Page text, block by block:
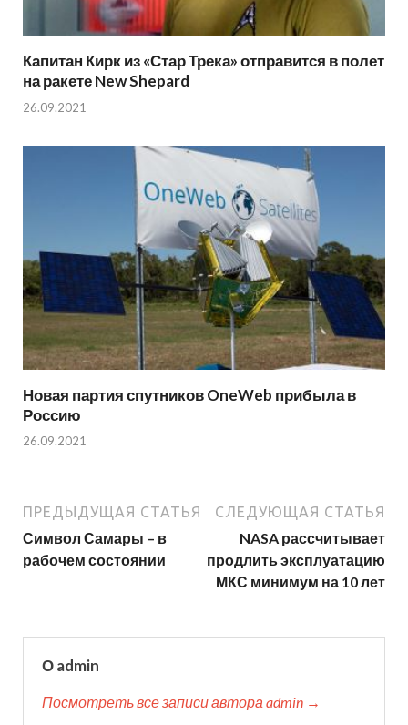
Капитан Кирк из «Стар Трека» отправится в полет
на ракете New Shepard
26.09.2021
Новая партия спутников OneWeb прибыла в
Россию
26.09.2021
ПРЕДЫДУЩАЯ СТАТЬЯ
Символ Самары – в
рабочем состоянии
СЛЕДУЮЩАЯ СТАТЬЯ
NASA рассчитывает
продлить эксплуатацию
МКС минимум на 10 лет
О admin
Посмотреть все записи автора admin →